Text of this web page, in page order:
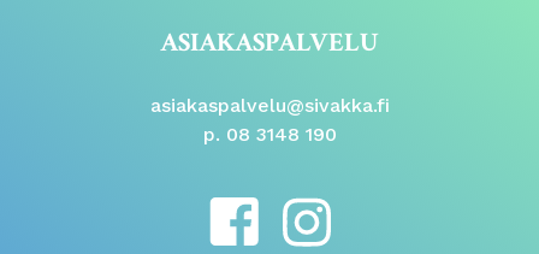
ASIAKASPALVELU
asiakaspalvelu@sivakka.fi
p. 08 3148 190